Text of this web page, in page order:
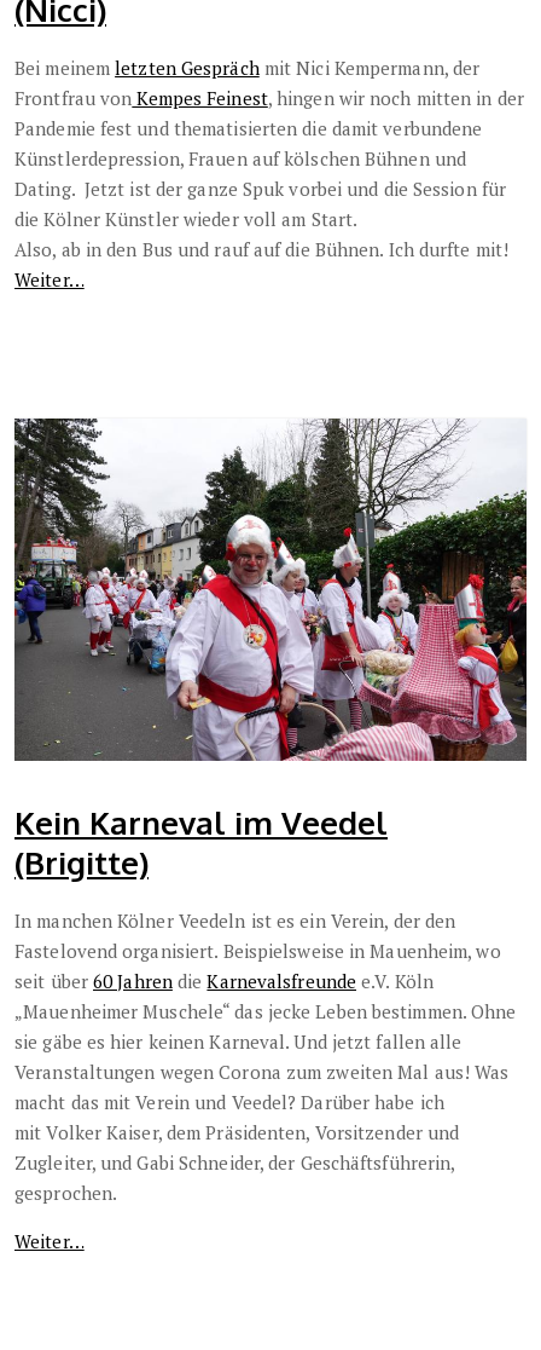
(Nicci)
Bei meinemletzten Gesprächmit Nici Kempermann, der
Frontfrau von Kempes Feinest, hingen wir noch mitten in der
Pandemie fest und thematisierten die damit verbundene
Künstlerdepression, Frauen auf kölschen Bühnen und
Dating. Jetzt ist der ganze Spuk vorbei und die Session für
die Kölner Künstler wieder voll am Start.
Also, ab in den Bus und rauf auf die Bühnen. Ich durfte mit!
Weiter…
Kein Karneval im Veedel
(Brigitte)
In manchen Kölner Veedeln ist es ein Verein, der den
Fastelovend organisiert. Beispielsweise in Mauenheim, wo
seit über 60 JahrendieKarnevalsfreunde e.V. Köln
„Mauenheimer Muschele“ das jecke Leben bestimmen. Ohne
sie gäbe es hier keinen Karneval. Und jetzt fallen alle
Veranstaltungen wegen Corona zum zweiten Mal aus! Was
macht das mit Verein und Veedel? Darüber habe ich
mit Volker Kaiser, dem Präsidenten, Vorsitzender und
Zugleiter, und Gabi Schneider, der Geschäftsführerin,
gesprochen.
Weiter…